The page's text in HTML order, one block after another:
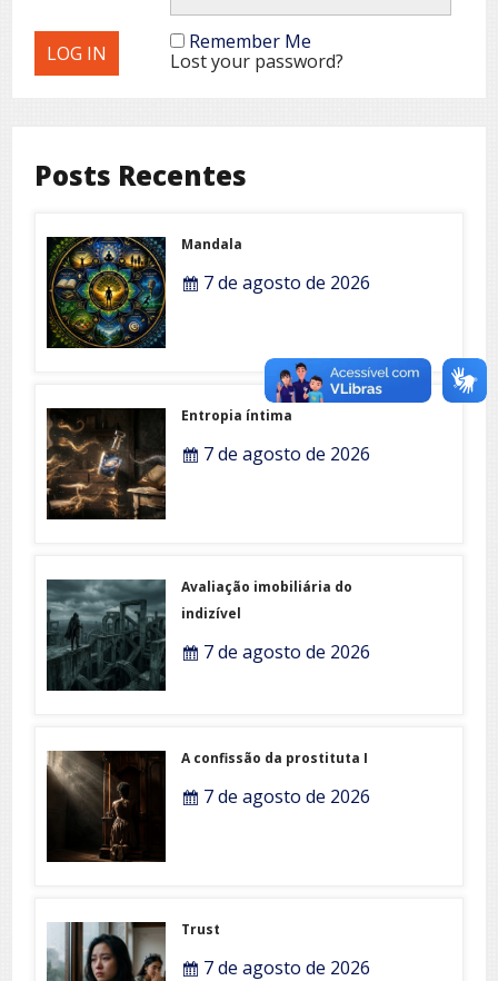
Remember Me
Lost your password?
Posts Recentes
Mandala
7 de agosto de 2026
Entropia íntima
7 de agosto de 2026
Avaliação imobiliária do
indizível
7 de agosto de 2026
A confissão da prostituta I
7 de agosto de 2026
Trust
7 de agosto de 2026